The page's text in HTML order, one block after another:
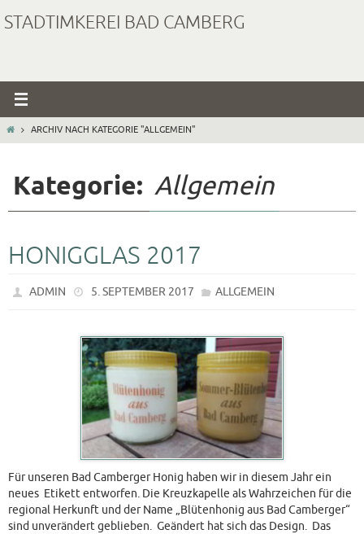
Inhalt
STADTIMKEREI BAD CAMBERG
STARTARCHIV NACH KATEGORIE "ALLGEMEIN"
Kategorie: Allgemein
HONIGGLAS 2017
ADMIN 5. SEPTEMBER 2017 ALLGEMEIN
Für unseren Bad Camberger Honig haben wir in diesem Jahr ein
neues Etikett entworfen. Die Kreuzkapelle als Wahrzeichen für die
regional Herkunft und der Name „Blütenhonig aus Bad Camberger“
sind unverändert geblieben. Geändert hat sich das Design. Das